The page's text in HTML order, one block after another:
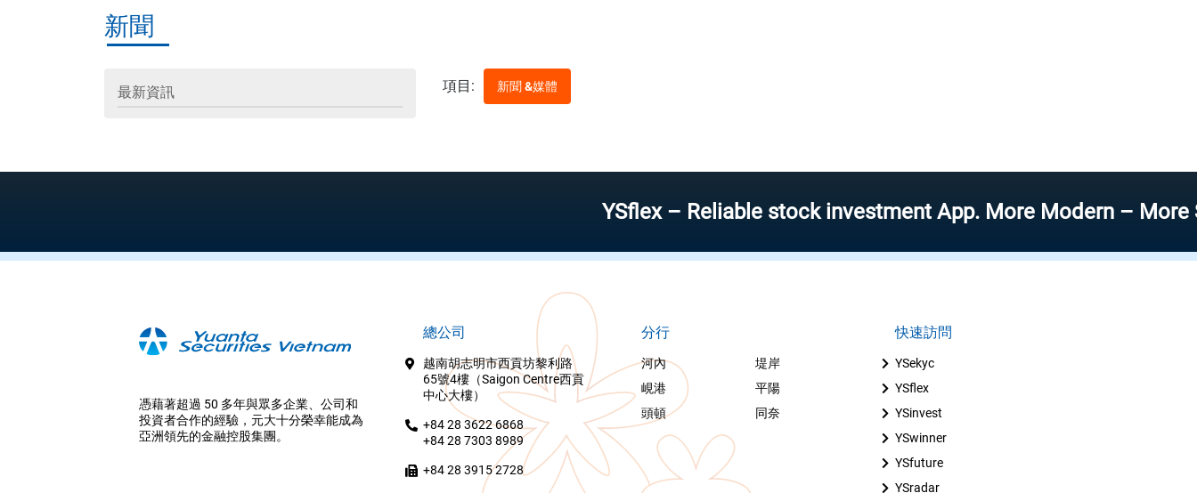
新聞
最新資訊 項目: 新聞 &媒體
YSflex – Reliable stock investment App. More Modern – More Speed
憑藉著超過 50 多年與眾多企業、公司和
投資者合作的經驗，元大十分榮幸能成為
亞洲領先的金融控股集團。
總公司
越南胡志明市西貢坊黎利路
65號4樓（Saigon Centre西貢
中心大樓）
+84 28 3622 6868
+84 28 7303 8989
+84 28 3915 2728
分行
河內
堤岸
峴港
平陽
頭頓
同奈
快速訪問
YSekyc
YSflex
YSinvest
YSwinner
YSfuture
YSradar